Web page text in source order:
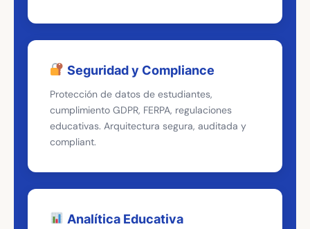
Seguridad y Compliance
Protección de datos de estudiantes,
cumplimiento GDPR, FERPA, regulaciones
educativas. Arquitectura segura, auditada y
compliant.
Analítica Educativa